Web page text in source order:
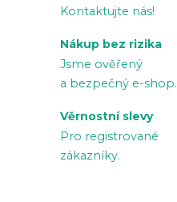
Kontaktujte nás!
Nákup bez rizika
Jsme ověřený
a bezpečný e-shop.
Věrnostní slevy
Pro registrované
zákazníky.